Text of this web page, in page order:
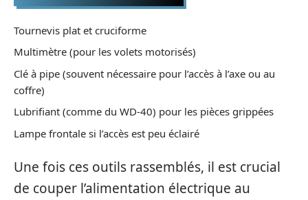
Tournevis plat et cruciforme
Multimètre (pour les volets motorisés)
Clé à pipe (souvent nécessaire pour l’accès à l’axe ou au
coffre)
Lubrifiant (comme du WD-40) pour les pièces grippées
Lampe frontale si l’accès est peu éclairé
Une fois ces outils rassemblés, il est crucial
de couper l’alimentation électrique au